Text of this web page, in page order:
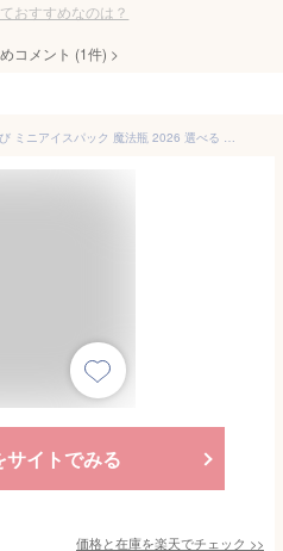
おすすめなのは？
コメント (1件) >
ピーコック 氷嚢 氷のう 持ち運び ミニアイスパック 魔法瓶 2026 選べる ポケット 携帯氷嚢 ボトル 保冷 シリコン 水筒型 やわらかい ひんやり 首冷却 冷却グッズ ネッククーラー 熱中症対策 結露しない 通学 スポーツ 部活 レジャー ギフト peacock 正規品 送料無料【RSL】
サイトでみる
価格と在庫を楽天でチェック >>